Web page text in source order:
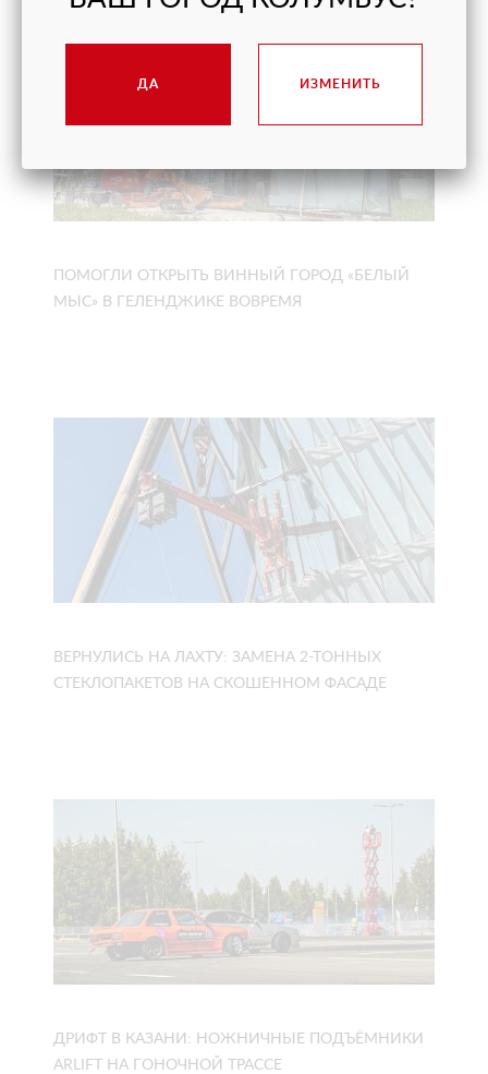
ПОМОГЛИ ОТКРЫТЬ ВИННЫЙ ГОРОД «БЕЛЫЙ
МЫС» В ГЕЛЕНДЖИКЕ ВОВРЕМЯ
ВЕРНУЛИСЬ НА ЛАХТУ: ЗАМЕНА 2-ТОННЫХ
СТЕКЛОПАКЕТОВ НА СКОШЕННОМ ФАСАДЕ
ДРИФТ В КАЗАНИ: НОЖНИЧНЫЕ ПОДЪЁМНИКИ
ARLIFT НА ГОНОЧНОЙ ТРАССЕ
ДА ИЗМЕНИТЬ